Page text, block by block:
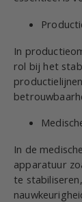
In
rol bij het
In de
apparatuur
te